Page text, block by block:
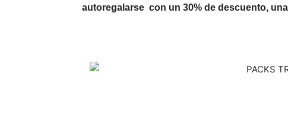
autoregalarse con un 30% de descuento,